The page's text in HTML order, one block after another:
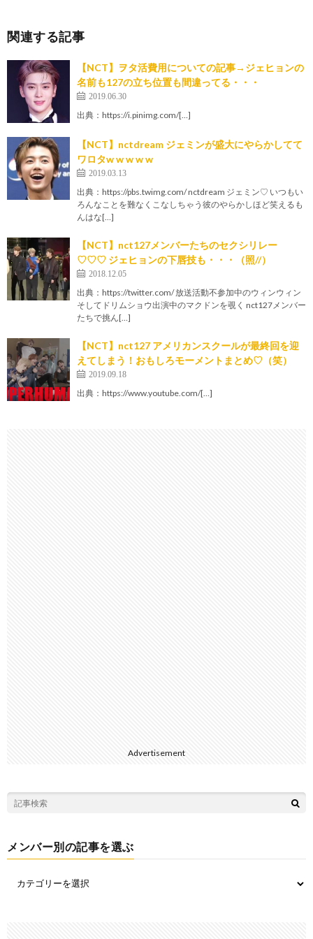
関連する記事
【NCT】ヲタ活費用についての記事→ジェヒョンの
名前も127の立ち位置も間違ってる・・・
2019.06.30
出典：https://i.pinimg.com/[…]
【NCT】nctdream ジェミンが盛大にやらかしてて
ワロタw w w w w
2019.03.13
出典：https://pbs.twimg.com/ nctdream ジェミン♡ いつもい
ろんなことを難なくこなしちゃう彼のやらかしほど笑えるも
んはな[…]
【NCT】nct127メンバーたちのセクシリレー
♡♡♡ ジェヒョンの下唇技も・・・（照//）
2018.12.05
出典：https://twitter.com/ 放送活動不参加中のウィンウィン
そしてドリムショウ出演中のマクドンを覗く nct127メンバー
たちで挑ん[…]
【NCT】nct127 アメリカンスクールが最終回を迎
えてしまう！おもしろモーメントまとめ♡（笑）
2019.09.18
出典：https://www.youtube.com/[…]
Advertisement
メンバー別の記事を選ぶ